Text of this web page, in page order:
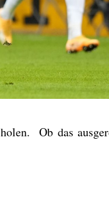
Ob das